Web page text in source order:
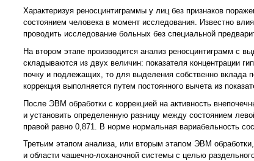
Характеризуя реносцинтиграммы у лиц без признаков
состоянием человека в момент исследования. Известно
проводить исследование больных без специальной
На втором этапе производится анализ реносцинтиграмм с
складываются из двух величин: показателя концентрации
почку и подлежащих, то для выделения собственно вклада
коррекция выполняется путем постоянного вычета из
После ЭВМ обработки с коррекцией на активность
и установить определенную разницу между состоянием
правой равно 0,871. В норме нормальная вариабельность
Третьим этапом анализа, или вторым этапом ЭВМ
и области чашечно-лоханочной системы с целью